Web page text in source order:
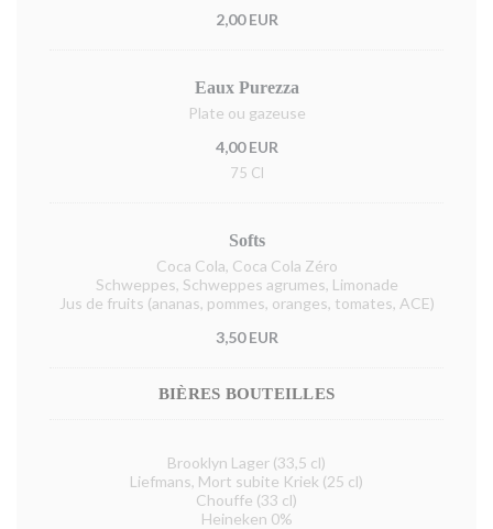
2,00 EUR
Eaux Purezza
Plate ou gazeuse
4,00 EUR
75 Cl
Softs
Coca Cola, Coca Cola Zéro
Schweppes, Schweppes agrumes, Limonade
Jus de fruits (ananas, pommes, oranges, tomates, ACE)
3,50 EUR
BIÈRES BOUTEILLES
Brooklyn Lager (33,5 cl)
Liefmans, Mort subite Kriek (25 cl)
Chouffe (33 cl)
Heineken 0%